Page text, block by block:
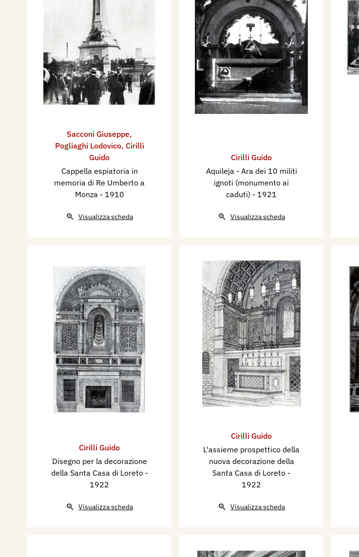
Sacconi Giuseppe,
Pogliaghi Lodovico, Cirilli
Guido
Cappella espiatoria in
memoria di Re Umberto a
Monza - 1910
Visualizza scheda
Cirilli Guido
Aquileja - Ara dei 10 militi
ignoti (monumento ai
caduti) - 1921
Visualizza scheda
Cirilli Guido
Disegno per la decorazione
della Santa Casa di Loreto -
1922
Visualizza scheda
Cirilli Guido
L'assieme prospettico della
nuova decorazione della
Santa Casa di Loreto -
1922
Visualizza scheda